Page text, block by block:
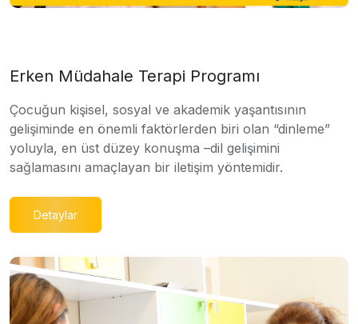
Erken Müdahale Terapi Programı
Çocuğun kişisel, sosyal ve akademik yaşantısının
gelişiminde en önemli faktörlerden biri olan “dinleme”
yoluyla, en üst düzey konuşma –dil gelişimini
sağlamasını amaçlayan bir iletişim yöntemidir.
Detaylar